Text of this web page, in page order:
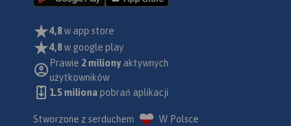
4,8w app store
4,8w google play
Prawie 2 miliony aktywnych
użytkowników
1.5 miliona pobrań aplikacji
Stworzone z serduchem W Polsce